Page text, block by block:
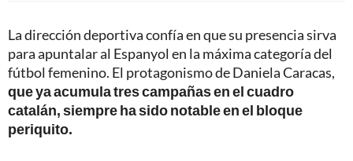
La dirección deportiva confía en que su presencia sirva
para apuntalar al Espanyol en la máxima categoría del
fútbol femenino. El protagonismo de Daniela Caracas,
que ya acumula tres campañas en el cuadro
catalán, siempre ha sido notable en el bloque
periquito.